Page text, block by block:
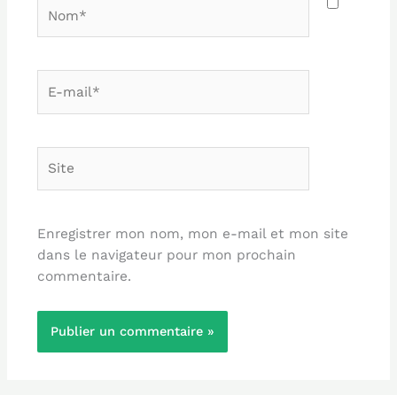
mail*
Enregistrer mon nom, mon e-mail et mon site
dans le navigateur pour mon prochain
commentaire.